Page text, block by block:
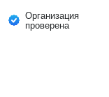
Организация
проверена